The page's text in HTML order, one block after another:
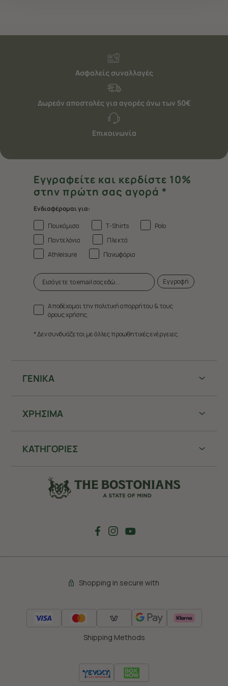
Ασφαλείς συναλλαγές
Δωρεάν αποστολές για αγορές άνω των 50€
Επικοινωνία
ΓΕΝΙΚΑ
ΧΡHΣΙΜΑ
ΚΑΤΗΓΟΡΙΕΣ
Εγγραφείτε και κερδίστε 10%
στην πρώτη σας αγορά *
Ενδιαφέρομαι για:
Πουκάμισα
T-Shirts
Polo
Παντελόνια
Πλεκτά
Athleisure
Πανωφόρια
Εγγραφή
Αποδέχομαι την πολιτική απορρήτου & τους
όρους χρήσης.
* Δεν συνδυάζεται με άλλες προωθητικές ενέργειες.
Shopping in secure with
Shipping Methods